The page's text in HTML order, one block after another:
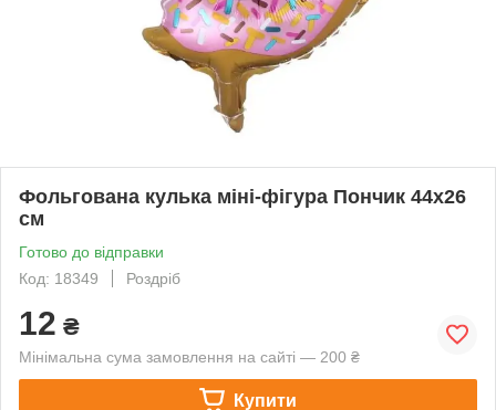
Фольгована кулька міні-фігура Пончик 44х26
см
Готово до відправки
Код: 18349
Роздріб
12 ₴
Мінімальна сума замовлення на сайті — 200 ₴
Купити